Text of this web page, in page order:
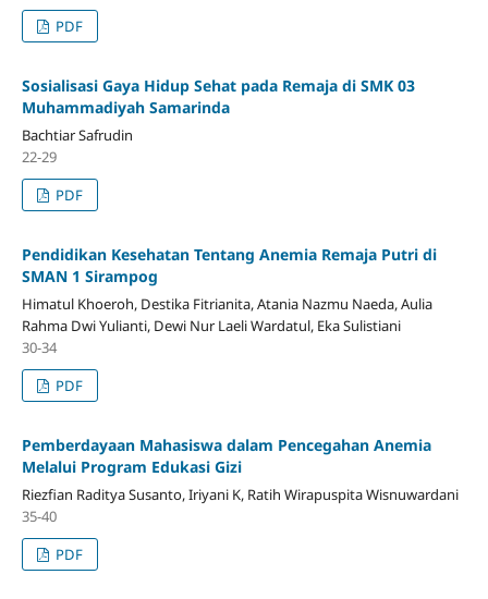
PDF
Sosialisasi Gaya Hidup Sehat pada Remaja di SMK 03
Muhammadiyah Samarinda
Bachtiar Safrudin
22-29
PDF
Pendidikan Kesehatan Tentang Anemia Remaja Putri di
SMAN 1 Sirampog
Himatul Khoeroh, Destika Fitrianita, Atania Nazmu Naeda, Aulia
Rahma Dwi Yulianti, Dewi Nur Laeli Wardatul, Eka Sulistiani
30-34
PDF
Pemberdayaan Mahasiswa dalam Pencegahan Anemia
Melalui Program Edukasi Gizi
Riezfian Raditya Susanto, Iriyani K, Ratih Wirapuspita Wisnuwardani
35-40
PDF